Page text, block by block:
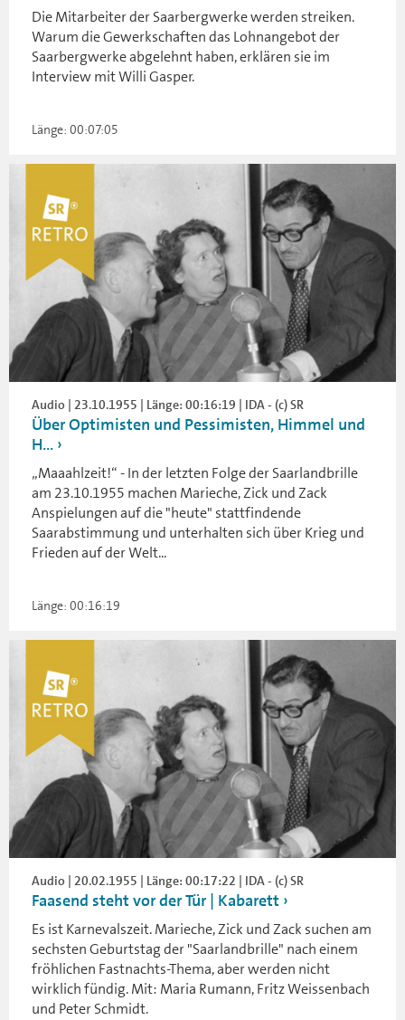
Die Mitarbeiter der Saarbergwerke werden streiken.
Warum die Gewerkschaften das Lohnangebot der
Saarbergwerke abgelehnt haben, erklären sie im
Interview mit Willi Gasper.
Länge: 00:07:05
Audio | 23.10.1955 | Länge: 00:16:19 | IDA - (c) SR
Über Optimisten und Pessimisten, Himmel und
H...
„Maaahlzeit!“ - In der letzten Folge der Saarlandbrille
am 23.10.1955 machen Marieche, Zick und Zack
Anspielungen auf die "heute" stattfindende
Saarabstimmung und unterhalten sich über Krieg und
Frieden auf der Welt...
Länge: 00:16:19
Audio | 20.02.1955 | Länge: 00:17:22 | IDA - (c) SR
Faasend steht vor der Tür | Kabarett
Es ist Karnevalszeit. Marieche, Zick und Zack suchen am
sechsten Geburtstag der "Saarlandbrille" nach einem
fröhlichen Fastnachts-Thema, aber werden nicht
wirklich fündig. Mit: Maria Rumann, Fritz Weissenbach
und Peter Schmidt.